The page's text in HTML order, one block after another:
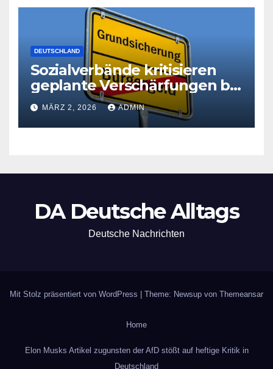
DEUTSCHLAND
Sozialverbände kritisieren
geplante Verschärfungen bei
der Grundsicherung
MÄRZ 2, 2026 ADMIN
DA Deutsche Alltags
Deutsche Nachrichten
Mit Stolz präsentiert von WordPress Theme: Newsup von Themeansar
Home
Elon Musks Artikel zugunsten der AfD stößt auf heftige Kritik in
Deutschland